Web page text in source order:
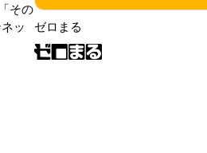
その
ッ
ゼロまる